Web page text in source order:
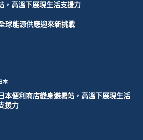
，高溫下展現生活支援力
球能源供應迎來新挑戰
日本
本便利商店變身避暑站，高溫下展現生活
援力